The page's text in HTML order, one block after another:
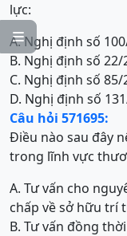

lực:
A. Nghị định số
B. Nghị định số 22/
C. Nghị định số 85/
D. Nghị định số
Câu hỏi 571695:
Điều nào sau đây
trong lĩnh vực
A. Tư vấn cho
chấp về sở hữu trí
B. Tư vấn đồng